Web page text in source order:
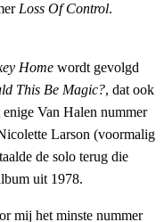
Loss Of Control.
Home wordt gevolgd
This Be Magic?, dat ook
Van Halen nummer
Larson (voormalig
de solo terug die
uit 1978.
mij het minste nummer